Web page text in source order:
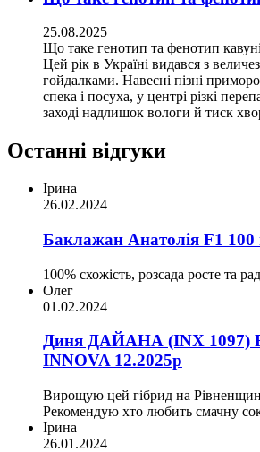
25.08.2025
Що таке генотип та фенотип
Цей рік в Україні видався з
гойдалками. Навесні пізні
спека і посуха, у центрі різкі
заході надлишок вологи й тиск
Останні відгуки
Ірина
26.02.2024
Баклажан Анатолія F1
100% схожість, розсада росте та
Олег
01.02.2024
Диня ДАЙАНА (INX 1097)
INNOVA 12.2025р
Вирощую цей гібрид на
Рекомендую хто любить смачну
Ірина
26.01.2024